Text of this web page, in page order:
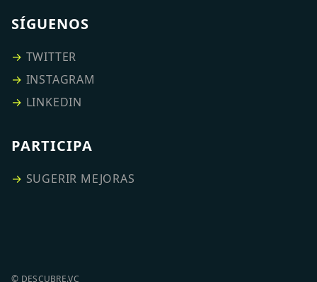
SÍGUENOS
→ TWITTER
→ INSTAGRAM
→ LINKEDIN
PARTICIPA
→ SUGERIR MEJORAS
© DESCUBRE.VC